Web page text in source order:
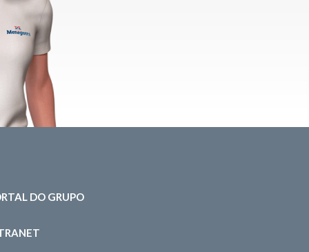
DO GRUPO